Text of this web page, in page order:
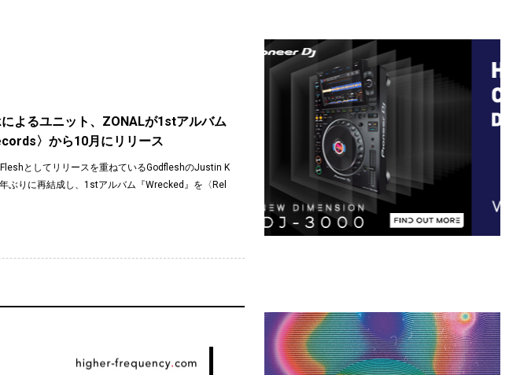
よるユニット、ZONALが1stアルバム
〉から10月にリリース
としてリリースを重ねているGodfleshのJustin K
ぶりに再結成し、1stアルバム『Wrecked』を〈Rel